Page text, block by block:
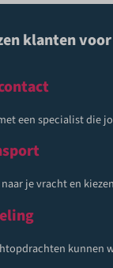
klanten voor
een specialist die
je vracht en
kunnen